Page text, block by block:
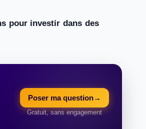
pour investir dans des
Poser ma question→
Gratuit, sans engagement